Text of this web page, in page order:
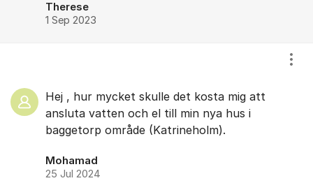
Therese
1 Sep 2023
Hej , hur mycket skulle det kosta mig att
ansluta vatten och el till min nya hus i
baggetorp område (Katrineholm).
Mohamad
25 Jul 2024